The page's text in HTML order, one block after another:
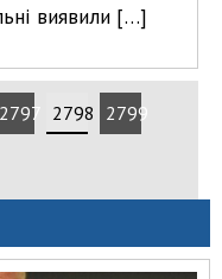
виявили […]
2797 2798 2799